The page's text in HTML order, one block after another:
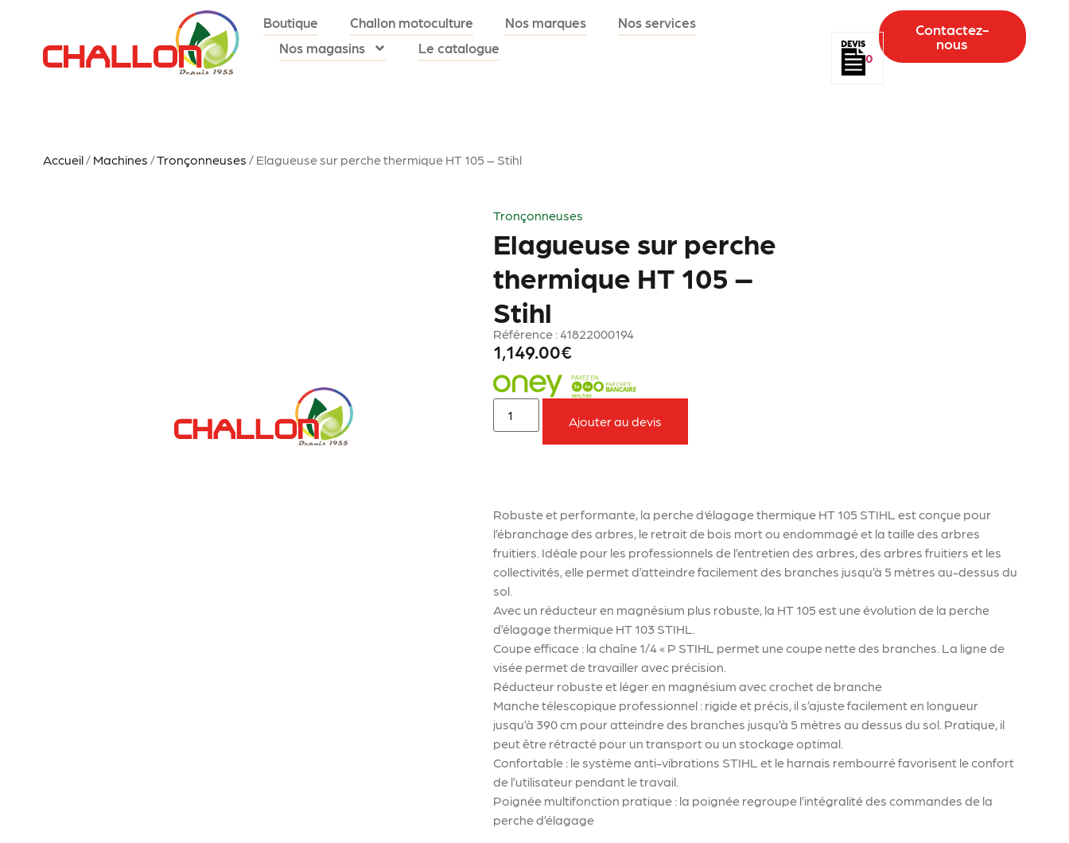
Boutique Challon motoculture Nos marques
Nos services
Nos magasins
Le catalogue
0
Contactez-
nous
Accueil/ Machines /Tronçonneuses / Elagueuse sur perche thermique HT 105 – Stihl
Tronçonneuses
Elagueuse sur perche
thermique HT 105 –
Stihl
Référence : 41822000194
1,149.00€
Ajouter au devis
Robuste et performante, la perche d‘élagage thermique HT 105 STIHL est conçue pour
l’ébranchage des arbres, le retrait de bois mort ou endommagé et la taille des arbres
fruitiers. Idéale pour les professionnels de l’entretien des arbres, des arbres fruitiers et les
collectivités, elle permet d’atteindre facilement des branches jusqu’à 5 mètres au-dessus du
sol.
Avec un réducteur en magnésium plus robuste, la HT 105 est une évolution de la perche
d’élagage thermique HT 103 STIHL.
Coupe efficace : la chaîne 1/4 « P STIHL permet une coupe nette des branches. La ligne de
visée permet de travailler avec précision.
Réducteur robuste et léger en magnésium avec crochet de branche
Manche télescopique professionnel : rigide et précis, il s’ajuste facilement en longueur
jusqu’à 390 cm pour atteindre des branches jusqu’à 5 mètres au dessus du sol. Pratique, il
peut être rétracté pour un transport ou un stockage optimal.
Confortable : le système anti-vibrations STIHL et le harnais rembourré favorisent le confort
de l’utilisateur pendant le travail.
Poignée multifonction pratique : la poignée regroupe l’intégralité des commandes de la
perche d’élagage